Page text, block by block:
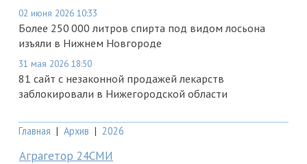
02 июня 2026 10:33
Более 250 000 литров спирта под видом лосьона
изъяли в Нижнем Новгороде
31 мая 2026 18:50
81 сайт с незаконной продажей лекарств
заблокировали в Нижегородской области
Главная | Архив | 2026
Аграгетор 24СМИ